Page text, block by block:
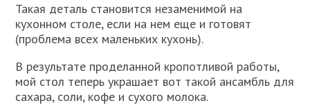
Такая деталь становится незаменимой на
кухонном столе, если на нем еще и готовят
(проблема всех маленьких кухонь).
В результате проделанной кропотливой работы,
мой стол теперь украшает вот такой ансамбль для
сахара, соли, кофе и сухого молока.